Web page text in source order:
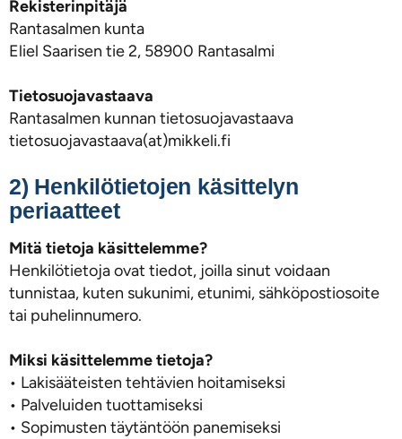
Rekisterinpitäjä
Rantasalmen kunta
Eliel Saarisen tie 2, 58900 Rantasalmi
Tietosuojavastaava
Rantasalmen kunnan tietosuojavastaava
tietosuojavastaava(at)mikkeli.fi
2) Henkilötietojen käsittelyn
periaatteet
Mitä tietoja käsittelemme?
Henkilötietoja ovat tiedot, joilla sinut voidaan
tunnistaa, kuten sukunimi, etunimi, sähköpostiosoite
tai puhelinnumero.
Miksi käsittelemme tietoja?
• Lakisääteisten tehtävien hoitamiseksi
• Palveluiden tuottamiseksi
• Sopimusten täytäntöön panemiseksi